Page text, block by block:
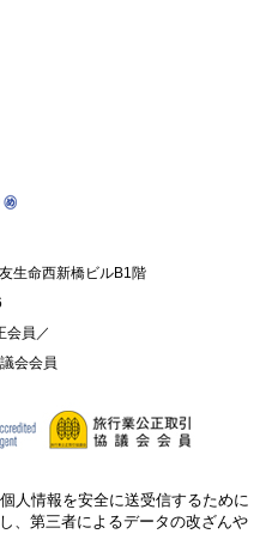
生命西新橋ビルB1階
会員／
会会員
人情報を安全に送受信するために
、第三者によるデータの改ざんや